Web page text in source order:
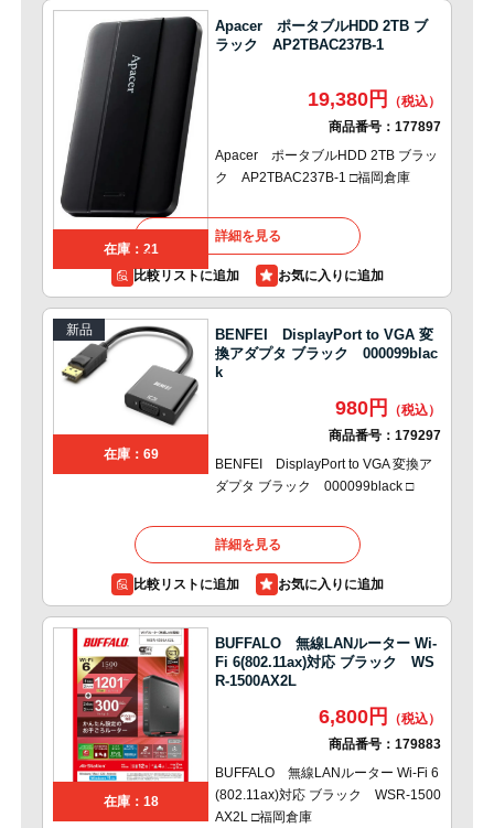
在庫：21
Apacer ポータブルHDD 2TB ブ
ラック AP2TBAC237B-1
19,380円
商品番号： 177897
Apacer ポータブルHDD 2TB ブラッ
ク AP2TBAC237B-1 □福岡倉庫
詳細を見る
比較リストに追加
新品
在庫：69
BENFEI DisplayPort to VGA 変
換アダプタ ブラック 000099blac
k
980円
商品番号： 179297
BENFEI DisplayPort to VGA 変換ア
ダプタ ブラック 000099black □
詳細を見る
比較リストに追加
在庫：18
BUFFALO 無線LANルーター Wi-
Fi 6(802.11ax)対応 ブラック WS
R-1500AX2L
6,800円
商品番号： 179883
BUFFALO 無線LANルーター Wi-Fi 6
(802.11ax)対応 ブラック WSR-1500
AX2L □福岡倉庫